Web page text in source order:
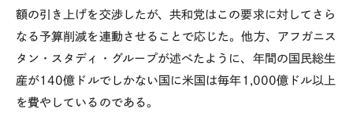
額の引き上げを交渉したが、共和党はこの要求に対してさら
なる予算削減を連動させることで応じた。他方、アフガニス
タン・スタディ・グループが述べたように、年間の国民総生
産が140億ドルでしかない国に米国は毎年1,000億ドル以上
を費やしているのである。